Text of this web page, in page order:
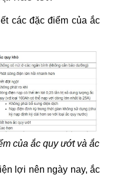
các đặc điểm của ắc
của ắc quy ướt và ắc
lợi nên ngày nay, ắc